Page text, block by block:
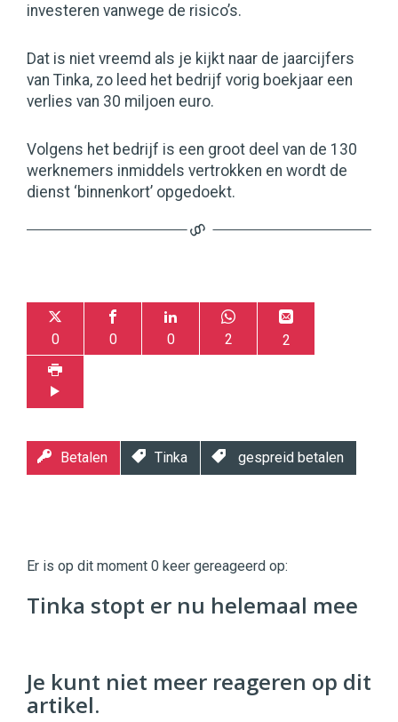
investeren vanwege de risico’s.
Dat is niet vreemd als je kijkt naar de jaarcijfers
van Tinka, zo leed het bedrijf vorig boekjaar een
verlies van 30 miljoen euro.
Volgens het bedrijf is een groot deel van de 130
werknemers inmiddels vertrokken en wordt de
dienst ‘binnenkort’ opgedoekt.
0 0 0 2 2
Betalen Tinka gespreid betalen
|
Digital
Commercehttps://twinklemagazine.nl
Er is op dit moment 0 keer gereageerd op:
Tinka stopt er nu helemaal mee
Je kunt niet meer reageren op dit
artikel.